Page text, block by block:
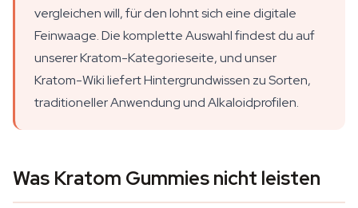
vergleichen will, für den lohnt sich eine digitale
Feinwaage. Die komplette Auswahl findest du auf
unserer Kratom-Kategorieseite, und unser
Kratom-Wiki liefert Hintergrundwissen zu Sorten,
traditioneller Anwendung und Alkaloidprofilen.
Was Kratom Gummies nicht leisten